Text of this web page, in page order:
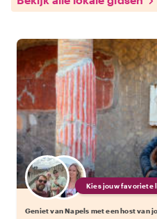
Kies jouw favoriete
Geniet van Napels met een host van